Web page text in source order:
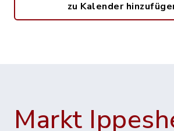
zu Kalender
Markt